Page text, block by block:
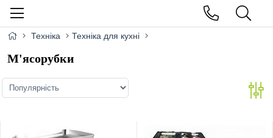
Техніка Техніка для кухні
М'ясорубки